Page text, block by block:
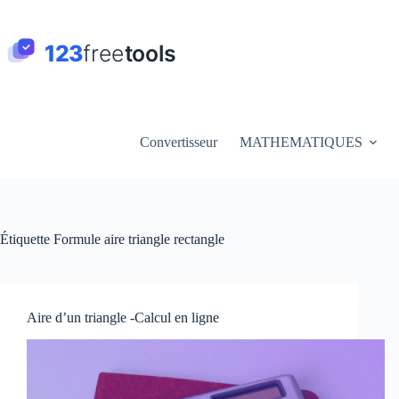
contenu
Convertisseur MATHEMATIQUES
Étiquette Formule aire triangle rectangle
Aire d’un triangle -Calcul en ligne